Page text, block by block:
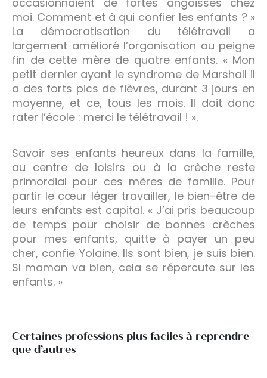
moi. Comment et à qui confier les enfants ? »
La démocratisation du télétravail a
largement amélioré l’organisation au peigne
fin de cette mère de quatre enfants. « Mon
petit dernier ayant le syndrome de Marshall il
a des forts pics de fièvres, durant 3 jours en
moyenne, et ce, tous les mois. Il doit donc
rater l’école : merci le télétravail ! ».
Savoir ses enfants heureux dans la famille,
au centre de loisirs ou à la crèche reste
primordial pour ces mères de famille. Pour
partir le cœur léger travailler, le bien-être de
leurs enfants est capital. « J’ai pris beaucoup
de temps pour choisir de bonnes crèches
pour mes enfants, quitte à payer un peu
cher, confie Yolaine. Ils sont bien, je suis bien.
SI maman va bien, cela se répercute sur les
enfants. »
Certaines professions plus faciles à reprendre
que d’autres